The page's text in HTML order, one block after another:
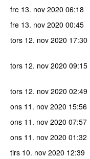
fre 13. nov 2020 06:18
fre 13. nov 2020 00:45
tors 12. nov 2020 17:30
tors 12. nov 2020 09:15
tors 12. nov 2020 02:49
ons 11. nov 2020 15:56
ons 11. nov 2020 07:57
ons 11. nov 2020 01:32
tirs 10. nov 2020 12:39